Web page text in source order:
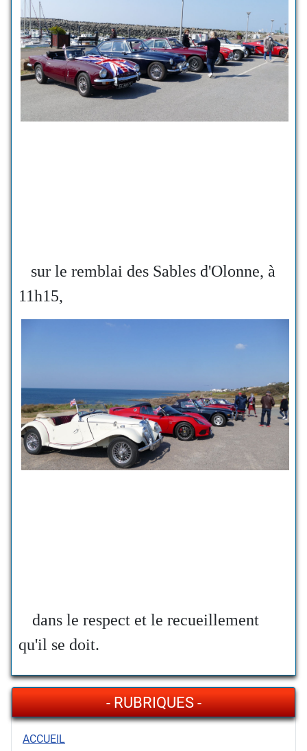
- RUBRIQUES -
ACCUEIL
sur le remblai des Sables d'Olonne, à
11h15,
dans le respect et le recueillement
qu'il se doit.